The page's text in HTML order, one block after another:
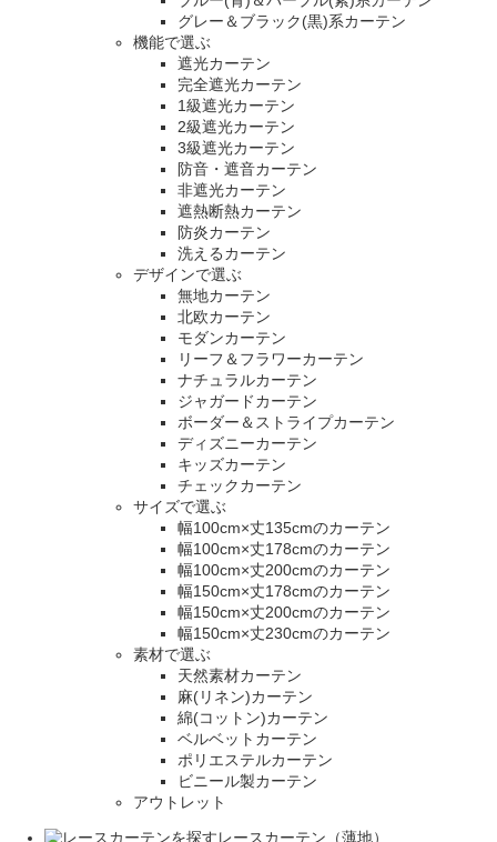
グレー＆ブラック(黒)系カーテン
機能で選ぶ
遮光カーテン
完全遮光カーテン
1級遮光カーテン
2級遮光カーテン
3級遮光カーテン
防音・遮音カーテン
非遮光カーテン
遮熱断熱カーテン
防炎カーテン
洗えるカーテン
デザインで選ぶ
無地カーテン
北欧カーテン
モダンカーテン
リーフ＆フラワーカーテン
ナチュラルカーテン
ジャガードカーテン
ボーダー＆ストライプカーテン
ディズニーカーテン
キッズカーテン
チェックカーテン
サイズで選ぶ
幅100cm×丈135cmのカーテン
幅100cm×丈178cmのカーテン
幅100cm×丈200cmのカーテン
幅150cm×丈178cmのカーテン
幅150cm×丈200cmのカーテン
幅150cm×丈230cmのカーテン
素材で選ぶ
天然素材カーテン
麻(リネン)カーテン
綿(コットン)カーテン
ベルベットカーテン
ポリエステルカーテン
ビニール製カーテン
アウトレット
レースカーテン（薄地）